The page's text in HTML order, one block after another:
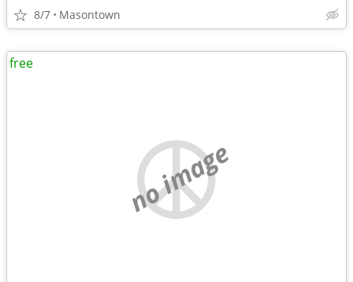
8/7 Masontown
no image
free